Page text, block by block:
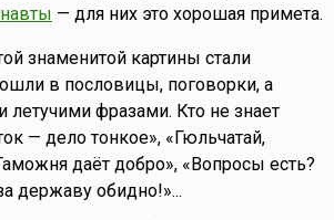
— для них это хорошая примета.
знаменитой картины стали
в пословицы, поговорки, а
летучими фразами. Кто не знает
— дело тонкое», «Гюльчатай,
даёт добро», «Вопросы есть?
державу обидно!»...